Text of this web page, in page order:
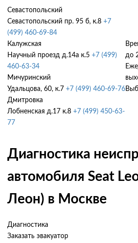
Севастопольский
Севастопольский пр. 95 б, к.8 +7
(499) 460-69-84
Калужская
Научный проезд д.14а к.5 +7 (499)
460-63-34
Мичуринский
Удальцова, 60, к.7 +7 (499) 460-69-76
Дмитровка
Лобненская д.17 к.8 +7 (499) 450-63-
77
до
Диагностика
автомобиля Seat
Леон) в Москве
Диагностика
Заказать эвакуатор